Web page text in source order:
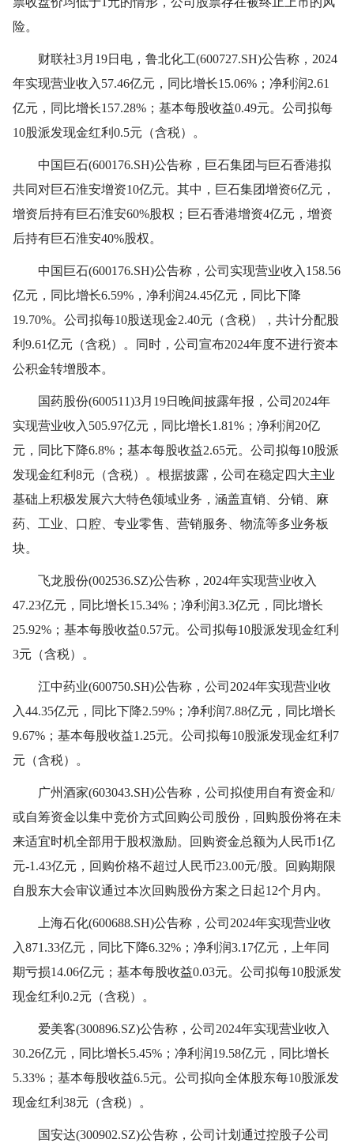
险。
财联社3月19日电，鲁北化工(600727.SH)公告称，2024
年实现营业收入57.46亿元，同比增长15.06%；净利润2.61
亿元，同比增长157.28%；基本每股收益0.49元。公司拟每
10股派发现金红利0.5元（含税）。
中国巨石(600176.SH)公告称，巨石集团与巨石香港拟
共同对巨石淮安增资10亿元。其中，巨石集团增资6亿元，
增资后持有巨石淮安60%股权；巨石香港增资4亿元，增资
后持有巨石淮安40%股权。
中国巨石(600176.SH)公告称，公司实现营业收入158.56
亿元，同比增长6.59%，净利润24.45亿元，同比下降
19.70%。公司拟每10股送现金2.40元（含税），共计分配股
利9.61亿元（含税）。同时，公司宣布2024年度不进行资本
公积金转增股本。
国药股份(600511)3月19日晚间披露年报，公司2024年
实现营业收入505.97亿元，同比增长1.81%；净利润20亿
元，同比下降6.8%；基本每股收益2.65元。公司拟每10股派
发现金红利8元（含税）。根据披露，公司在稳定四大主业
基础上积极发展六大特色领域业务，涵盖直销、分销、麻
药、工业、口腔、专业零售、营销服务、物流等多业务板
块。
飞龙股份(002536.SZ)公告称，2024年实现营业收入
47.23亿元，同比增长15.34%；净利润3.3亿元，同比增长
25.92%；基本每股收益0.57元。公司拟每10股派发现金红利
3元（含税）。
江中药业(600750.SH)公告称，公司2024年实现营业收
入44.35亿元，同比下降2.59%；净利润7.88亿元，同比增长
9.67%；基本每股收益1.25元。公司拟每10股派发现金红利7
元（含税）。
广州酒家(603043.SH)公告称，公司拟使用自有资金和/
或自筹资金以集中竞价方式回购公司股份，回购股份将在未
来适宜时机全部用于股权激励。回购资金总额为人民币1亿
元-1.43亿元，回购价格不超过人民币23.00元/股。回购期限
自股东大会审议通过本次回购股份方案之日起12个月内。
上海石化(600688.SH)公告称，公司2024年实现营业收
入871.33亿元，同比下降6.32%；净利润3.17亿元，上年同
期亏损14.06亿元；基本每股收益0.03元。公司拟每10股派发
现金红利0.2元（含税）。
爱美客(300896.SZ)公告称，公司2024年实现营业收入
30.26亿元，同比增长5.45%；净利润19.58亿元，同比增长
5.33%；基本每股收益6.5元。公司拟向全体股东每10股派发
现金红利38元（含税）。
国安达(300902.SZ)公告称，公司计划通过控股子公司